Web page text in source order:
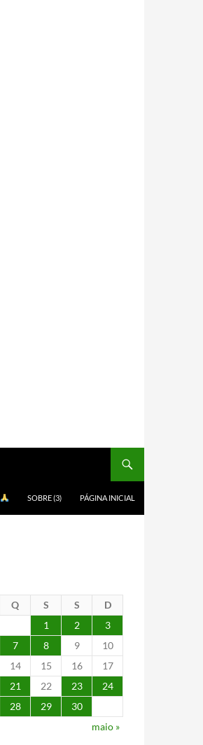
SOBRE (3) PÁGINA INICIAL
Q S S
D
1
2
3
7 8 9
10
14 15 16
17
21 22 23
24
28 29
30
maio »